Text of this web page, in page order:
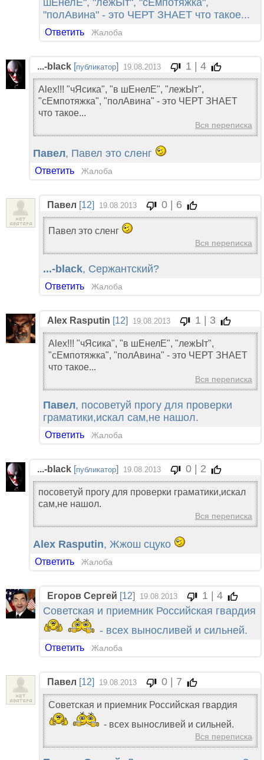
шЕнелЕ", "лежЫт", "сЕмпотяжка",
"полАвина" - это ЧЕРТ ЗНАЕТ что такое...
Ответить Жалоба
...-black [публикатор] 19.08.2013 1 | 4
Alex!!! "чЯсика", "в шЕнелЕ", "лежЫт",
"сЕмпотяжка", "полАвина" - это ЧЕРТ ЗНАЕТ
что такое...
Вся переписка
Павел, Павел это сленг
Ответить Жалоба
Павел [12] 19.08.2013 0 | 6
Павел это сленг
Вся переписка
...-black, Сержантский?
Ответить Жалоба
Alex Rasputin [12] 19.08.2013 1 | 3
Alex!!! "чЯсика", "в шЕнелЕ", "лежЫт",
"сЕмпотяжка", "полАвина" - это ЧЕРТ ЗНАЕТ
что такое...
Вся переписка
Павел, посоветуй прогу для проверки
граматики,искал сам,не нашол.
Ответить Жалоба
...-black [публикатор] 19.08.2013 0 | 2
посоветуй прогу для проверки граматики,искал
сам,не нашол.
Вся переписка
Alex Rasputin, Жжош сцуко
Ответить Жалоба
Егоров Сергей [12] 19.08.2013
1 | 4
Советская и приемник Российская гвардия
- всех выносливей и сильней.
Ответить Жалоба
Павел [12] 19.08.2013 0 | 7
Советская и приемник Российская гвардия
- всех выносливей и сильней.
Вся переписка